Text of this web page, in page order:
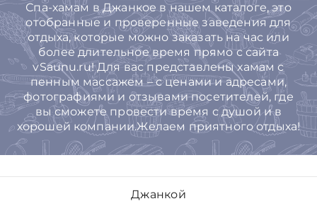
Спа-хамам в Джанкое в нашем каталоге, это
отобранные и проверенные заведения для
отдыха, которые можно заказать на час или
более длительное время прямо с сайта
vSaunu.ru! Для вас представлены хамам с
пенным массажем – с ценами и адресами,
фотографиями и отзывами посетителей, где
вы сможете провести время с душой и в
хорошей компании.Желаем приятного отдыха!
Джанкой